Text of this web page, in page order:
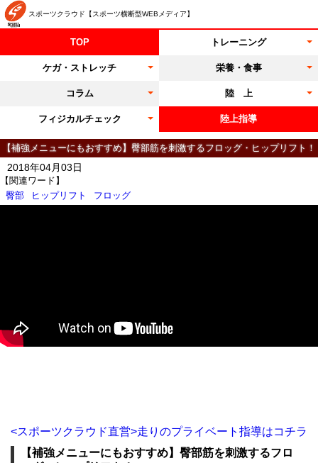
スポーツクラウド【スポーツ横断型WEBメディア】
TOP トレーニング
ケガ・ストレッチ 栄養・食事
コラム 陸 上
フィジカルチェック 陸上指導
【補強メニューにもおすすめ】臀部筋を刺激するフロッグ・ヒップリフト！
【関連ワード】
臀部
ヒップリフト フロッグ
2018年04月03日
<スポーツクラウド直営>走りのプライベート指導はコチラ
【補強メニューにもおすすめ】臀部筋を刺激するフロ